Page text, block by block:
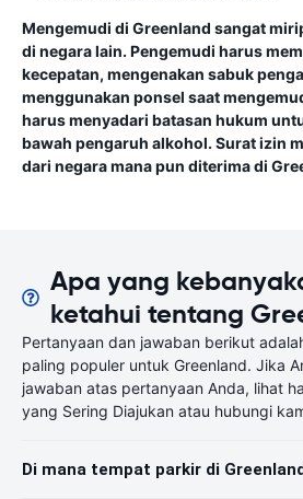
Mengemudi di Greenland sangat
di negara lain. Pengemudi harus
kecepatan, mengenakan sabuk
menggunakan ponsel saat
harus menyadari batasan hukum
bawah pengaruh alkohol. Surat izin
dari negara mana pun diterima di
Apa yang
ketahui tentang
Pertanyaan dan jawaban berikut
paling populer untuk Greenland. Jika
jawaban atas pertanyaan Anda, lihat
yang Sering Diajukan atau hubungi
Di mana tempat parkir di